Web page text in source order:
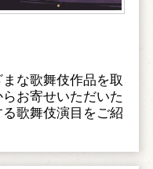
な歌舞伎作品を取
お寄せいただいた
歌舞伎演目をご紹